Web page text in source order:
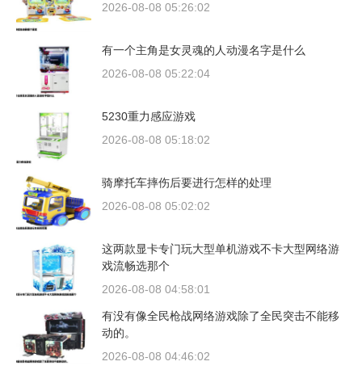
2026-08-08 05:26:02
有一个主角是女灵魂的人动漫名字是什么
2026-08-08 05:22:04
5230重力感应游戏
2026-08-08 05:18:02
骑摩托车摔伤后要进行怎样的处理
2026-08-08 05:02:02
这两款显卡专门玩大型单机游戏不卡大型网络游
戏流畅选那个
2026-08-08 04:58:01
有没有像全民枪战网络游戏除了全民突击不能移
动的。
2026-08-08 04:46:02